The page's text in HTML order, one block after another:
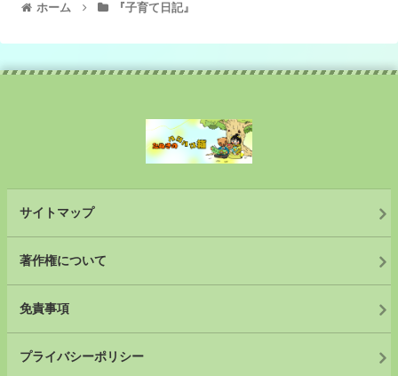
ホーム 『子育て日記』
サイトマップ
著作権について
免責事項
プライバシーポリシー